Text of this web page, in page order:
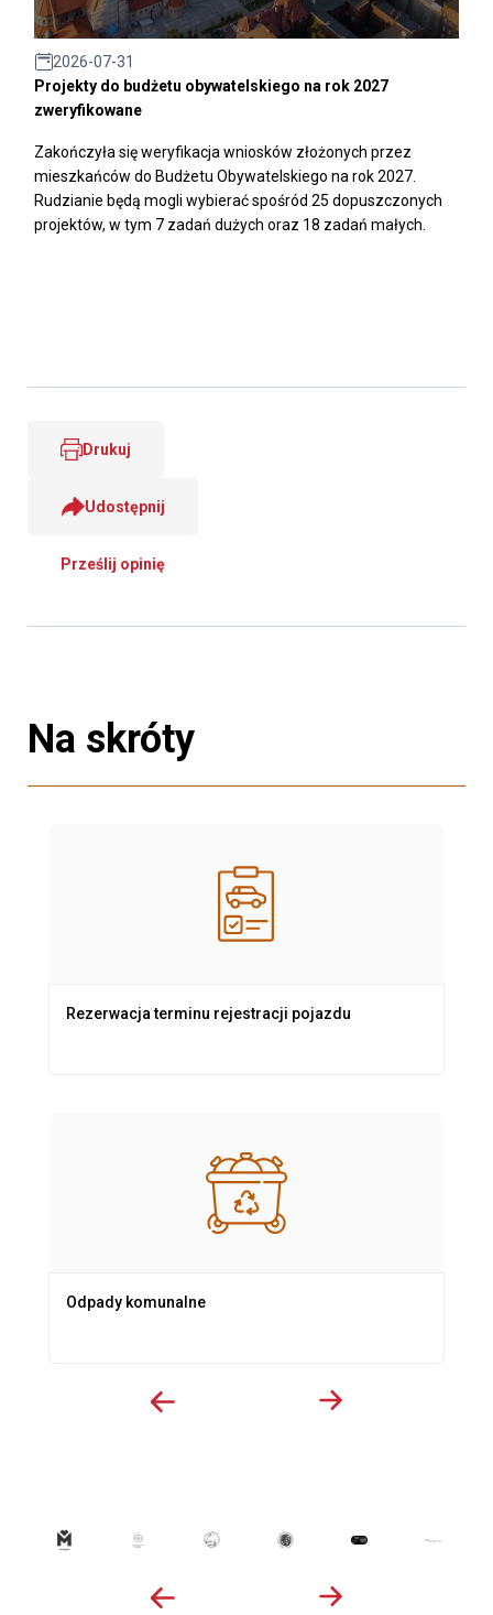
2026-07-31
Projekty do budżetu obywatelskiego na rok 2027
zweryfikowane
Zakończyła się weryfikacja wniosków złożonych przez
mieszkańców do Budżetu Obywatelskiego na rok 2027.
Rudzianie będą mogli wybierać spośród 25 dopuszczonych
projektów, w tym 7 zadań dużych oraz 18 zadań małych.
Drukuj
Udostępnij
Prześlij opinię
Na skróty
Rezerwacja terminu rejestracji pojazdu
Odpady komunalne